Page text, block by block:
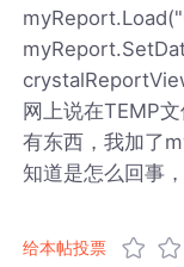
网上说在TEMP
有东西，我加了
知道是怎么回事
给本帖投票